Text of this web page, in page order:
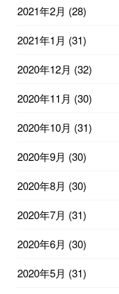
2021年2月 (28)
2021年1月 (31)
2020年12月 (32)
2020年11月 (30)
2020年10月 (31)
2020年9月 (30)
2020年8月 (30)
2020年7月 (31)
2020年6月 (30)
2020年5月 (31)